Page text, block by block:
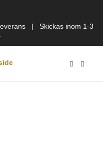
| Skickas inom 1-3